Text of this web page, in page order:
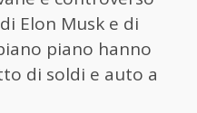
Elon Musk e di
piano hanno
di soldi e auto a